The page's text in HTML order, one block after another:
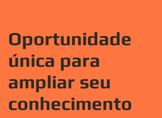
Oportunidade
única para
ampliar seu
conhecimento